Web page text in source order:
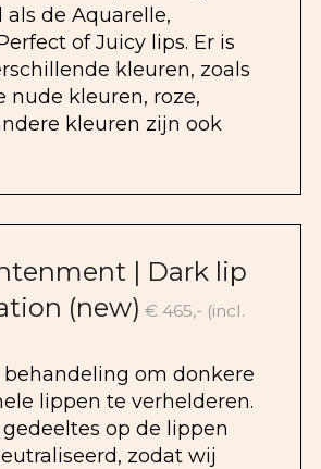
de Aquarelle,
of Juicy lips. Er is
kleuren, zoals
nude kleuren, roze,
kleuren zijn ook
| Dark lip
(new) € 465,- (incl.
behandeling om donkere
lippen te verhelderen.
op de lippen
zodat wij